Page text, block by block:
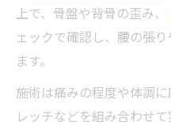
上で、骨盤や背骨の歪み
ェックで確認し、腰の張
ます。
施術は痛みの程度や体調
レッチなどを組み合わせ
ご予